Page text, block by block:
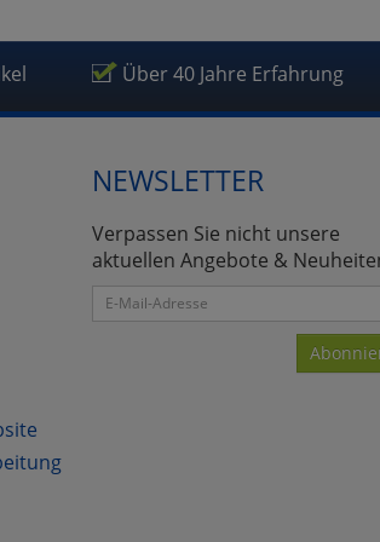
Über 40 Jahre Erfahrung
NEWSLETTER
Verpassen Sie nicht unsere
aktuellen Angebote &